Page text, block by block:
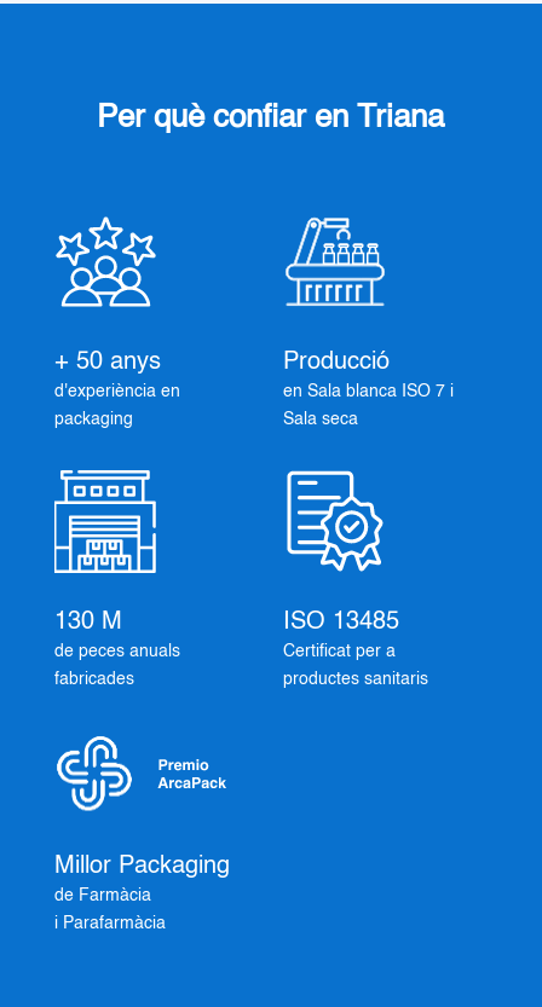
Per què confiar en Triana
+ 50 anys
d'experiència en
packaging
Producció
en Sala blanca ISO 7 i
Sala seca
130 M
de peces anuals
fabricades
ISO 13485
Certificat per a
productes sanitaris
Millor Packaging
de Farmàcia
i Parafarmàcia